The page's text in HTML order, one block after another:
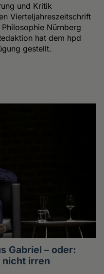
und Kritik
Vierteljahreszeitschrift
Nürnberg
hat dem hpd
gestellt.
Gabriel – oder:
nicht irren